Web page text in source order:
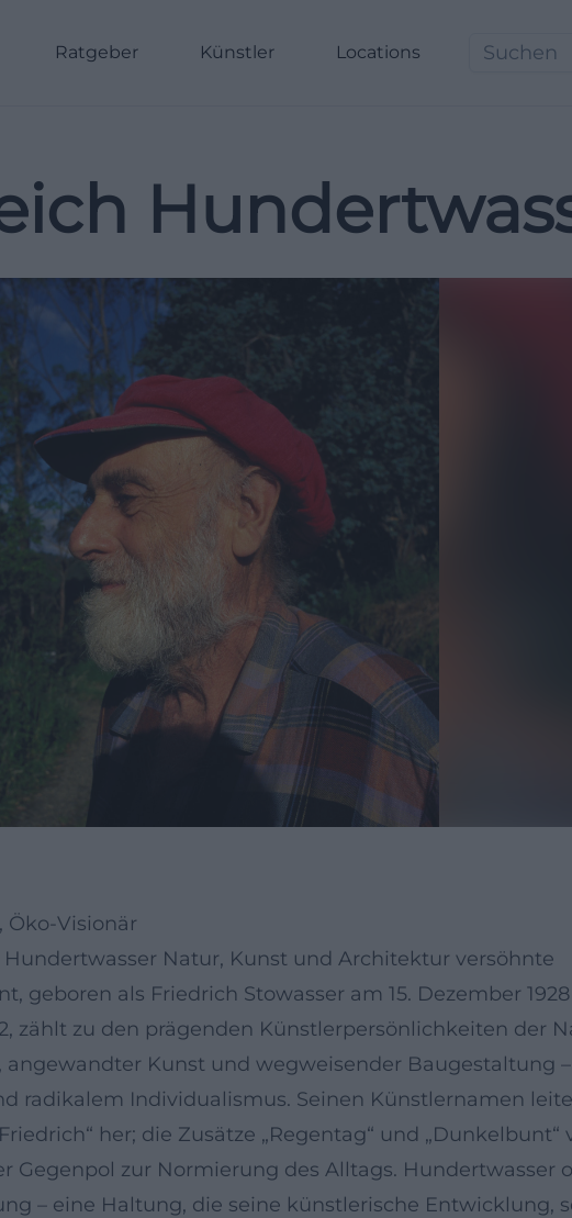
Ratgeber Künstler Locations
Öko-Visionär
Natur, Kunst und Architektur versöhnte
geboren als Friedrich Stowasser am 15. Dezember
zählt zu den prägenden Künstlerpersönlichkeiten der
Kunst und wegweisender Baugestaltung
Individualismus. Seinen Künstlernamen
her; die Zusätze „Regentag“ und
Gegenpol zur Normierung des Alltags. Hundertwasser
– eine Haltung, die seine künstlerische Entwicklung,